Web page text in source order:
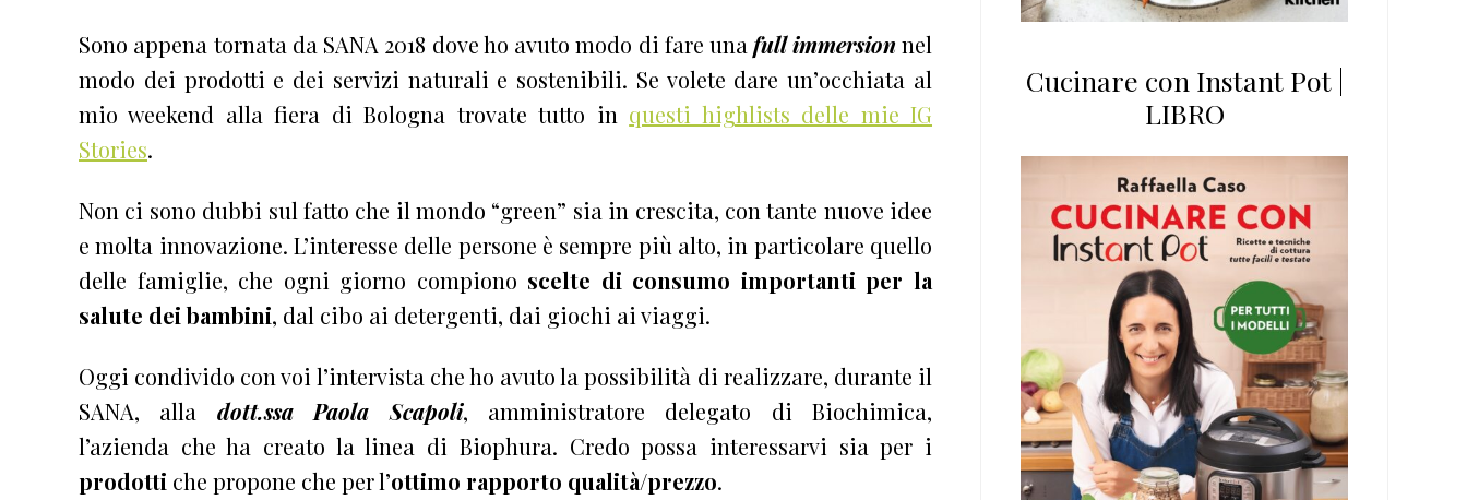
Sono appena tornata da SANA 2018 dove ho avuto modo di fare unafull immersionnel
modo dei prodotti e dei servizi naturali e sostenibili. Se volete dare un’occhiata al
mio weekend alla fiera di Bologna trovate tutto in questi highlists delle mie IG
Stories.
Non ci sono dubbi sul fatto che il mondo “green” sia in crescita, con tante nuove idee
e molta innovazione. L’interesse delle persone è sempre più alto, in particolare quello
delle famiglie, che ogni giorno compiono scelte di consumo importanti per la
salute dei bambini, dal cibo ai detergenti, dai giochi ai viaggi.
Oggi condivido con voi l’intervista che ho avuto la possibilità di realizzare, durante il
SANA, alla dott.ssa Paola Scapoli, amministratore delegato di Biochimica,
l’azienda che ha creato la linea di Biophura. Credo possa interessarvi sia per i
prodotti che propone che per l’ottimo rapporto qualità/prezzo.
Cucinare con Instant Pot |
LIBRO